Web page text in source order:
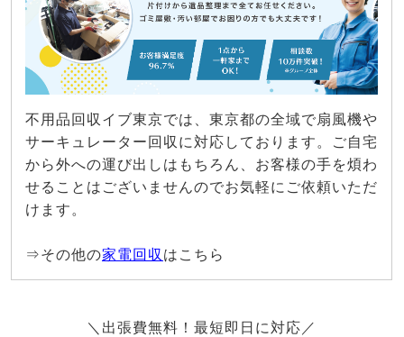
不用品回収イブ東京では、東京都の全域で扇風機や
サーキュレーター回収に対応しております。ご自宅
から外への運び出しはもちろん、お客様の手を煩わ
せることはございませんのでお気軽にご依頼いただ
けます。
⇒その他の家電回収 はこちら
＼出張費無料！最短即日に対応／